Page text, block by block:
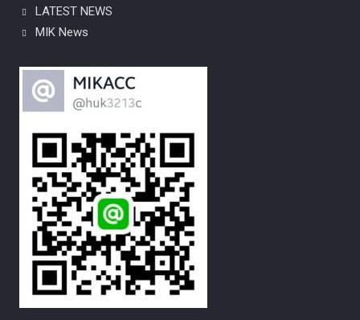
LATEST NEWS
MIK News